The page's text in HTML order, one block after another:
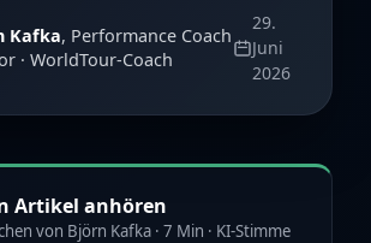
Kafka, Performance Coach
· WorldTour-Coach
29.
Juni
2026
Artikel anhören
von Björn Kafka · 7 Min · KI-Stimme